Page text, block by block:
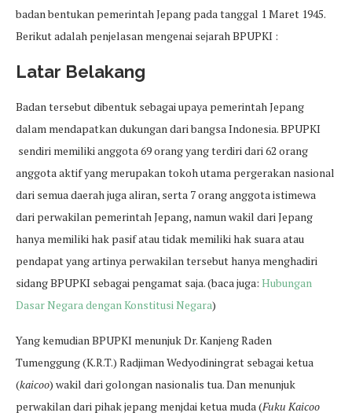
badan bentukan pemerintah Jepang pada tanggal 1 Maret 1945.
Berikut adalah penjelasan mengenai sejarah BPUPKI :
Latar Belakang
Badan tersebut dibentuk sebagai upaya pemerintah Jepang
dalam mendapatkan dukungan dari bangsa Indonesia. BPUPKI
sendiri memiliki anggota 69 orang yang terdiri dari 62 orang
anggota aktif yang merupakan tokoh utama pergerakan nasional
dari semua daerah juga aliran, serta 7 orang anggota istimewa
dari perwakilan pemerintah Jepang, namun wakil dari Jepang
hanya memiliki hak pasif atau tidak memiliki hak suara atau
pendapat yang artinya perwakilan tersebut hanya menghadiri
sidang BPUPKI sebagai pengamat saja. (baca juga: Hubungan
Dasar Negara dengan Konstitusi Negara)
Yang kemudian BPUPKI menunjuk Dr. Kanjeng Raden
Tumenggung (K.R.T.) Radjiman Wedyodiningrat sebagai ketua
(kaicoo) wakil dari golongan nasionalis tua. Dan menunjuk
perwakilan dari pihak jepang menjdai ketua muda (Fuku Kaicoo